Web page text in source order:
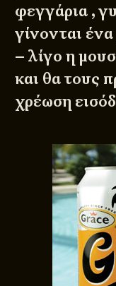
φεγγάρια ,
γίνονται
– λίγο η
και θα τους
χρέωση